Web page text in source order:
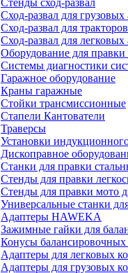
Стенды сход-развал
Сход-развал для
Сход-развал для
Сход-развал для
Оборудование для правки
Системы диагностики
Гаражное оборудование
Краны гаражные
Стойки трансмиссионные
Стапели Кантователи
Траверсы
Установки
Дископравное
Станки для правки
Стенды для правки
Стенды для правки мото
Универсальные станки
Адаптеры HAWEKA
Зажимные гайки для
Конусы балансировочных
Адаптеры для легковых
Адаптеры для грузовых